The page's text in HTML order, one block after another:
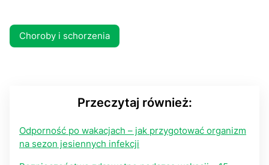
Choroby i schorzenia
Przeczytaj również:
Odporność po wakacjach – jak przygotować organizm
na sezon jesiennych infekcji